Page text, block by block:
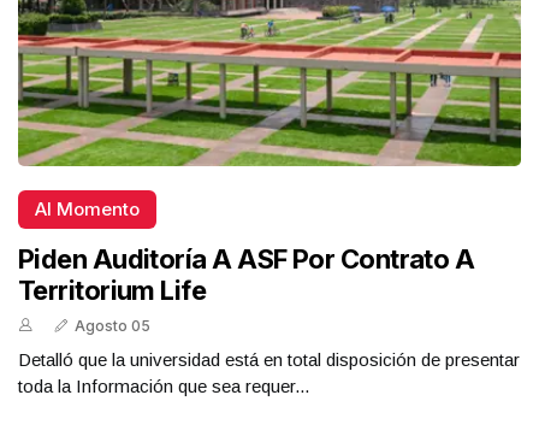
Al Momento
Piden Auditoría A ASF Por Contrato A
Territorium Life
Agosto 05
Detalló que la universidad está en total disposición de presentar
toda la Información que sea requer...